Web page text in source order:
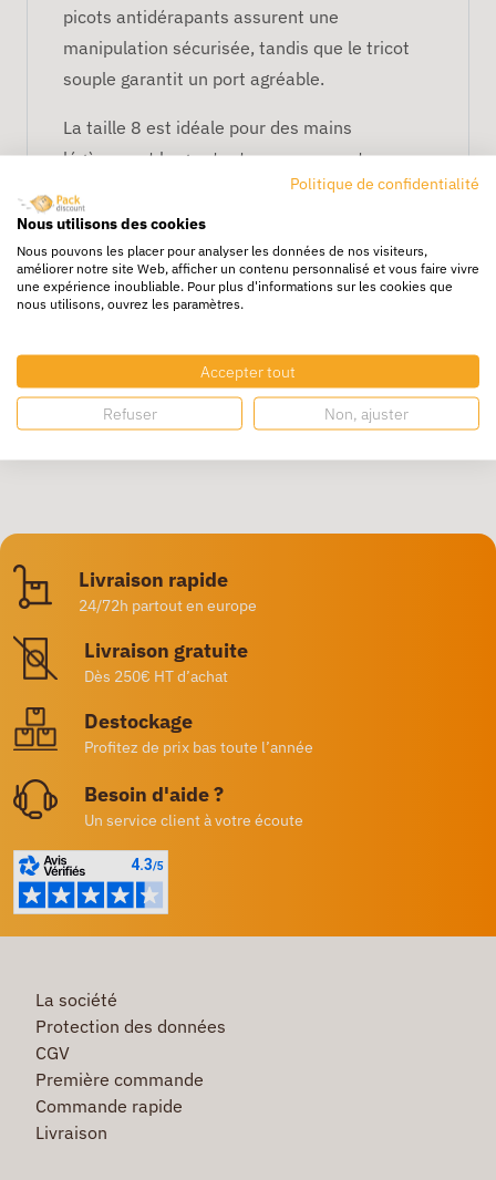
picots antidérapants assurent une
manipulation sécurisée, tandis que le tricot
souple garantit un port agréable.
La taille 8 est idéale pour des mains
légèrement larges tout en conservant une
Bonne résistance à l’usure
Maintien confortable
Livraison rapide
24/72h partout en europe
Livraison gratuite
Dès 250€ HT d’achat
Destockage
Profitez de prix bas toute l’année
Besoin d'aide ?
Un service client à votre écoute
La société
Protection des données
CGV
Première commande
Commande rapide
Livraison
Politique de confidentialité
Nous utilisons des cookies
Nous pouvons les placer pour analyser les données de nos visiteurs,
améliorer notre site Web, afficher un contenu personnalisé et vous faire vivre
une expérience inoubliable. Pour plus d'informations sur les cookies que
nous utilisons, ouvrez les paramètres.
Accepter tout
Refuser Non, ajuster